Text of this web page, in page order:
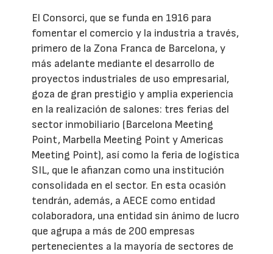
El Consorci, que se funda en 1916 para
fomentar el comercio y la industria a través,
primero de la Zona Franca de Barcelona, y
más adelante mediante el desarrollo de
proyectos industriales de uso empresarial,
goza de gran prestigio y amplia experiencia
en la realización de salones: tres ferias del
sector inmobiliario (Barcelona Meeting
Point, Marbella Meeting Point y Americas
Meeting Point), así como la feria de logística
SIL, que le afianzan como una institución
consolidada en el sector. En esta ocasión
tendrán, además, a AECE como entidad
colaboradora, una entidad sin ánimo de lucro
que agrupa a más de 200 empresas
pertenecientes a la mayoría de sectores de